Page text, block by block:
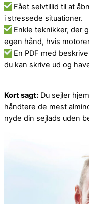
Fået selvtillid til at
i stressede situationer.
Enkle teknikker, der
egen hånd, hvis
En PDF med
du kan skrive ud og
Kort sagt: Du sejler
håndtere de mest
nyde din sejlads uden